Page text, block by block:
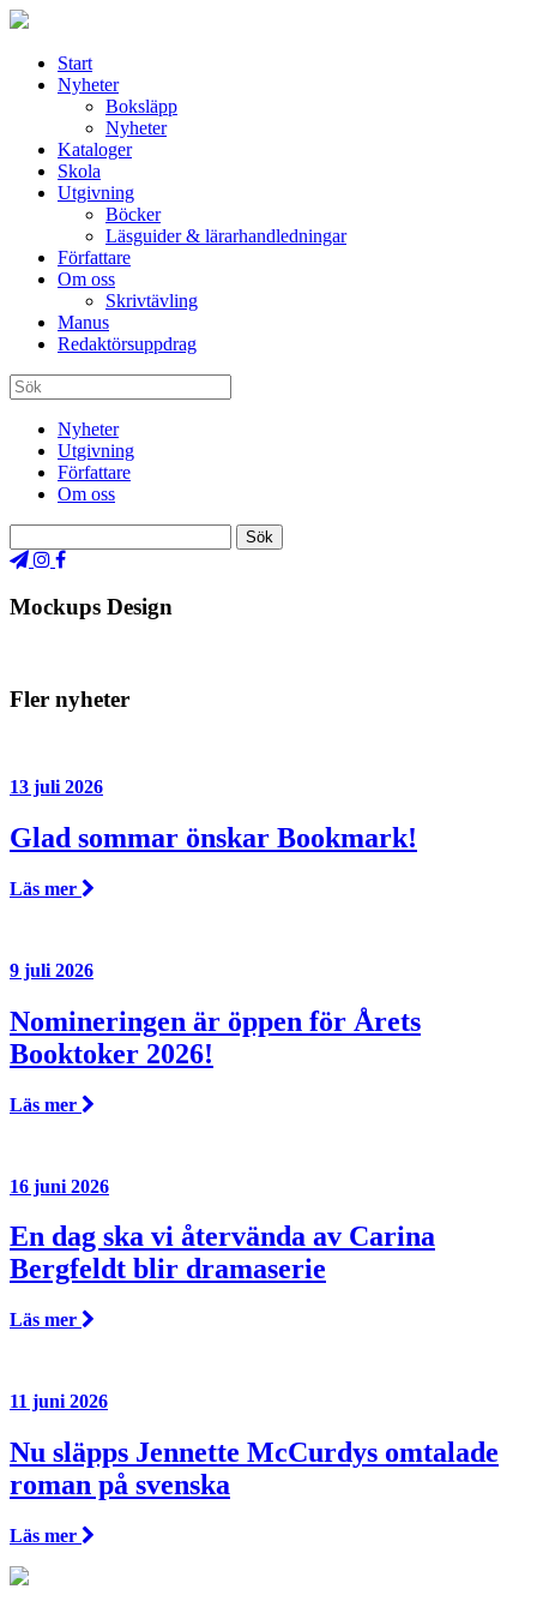
Start
Nyheter
Boksläpp
Nyheter
Kataloger
Skola
Utgivning
Böcker
Läsguider & lärarhandledningar
Författare
Om oss
Skrivtävling
Manus
Redaktörsuppdrag
Nyheter
Utgivning
Författare
Om oss
Mockups Design
Fler nyheter
13 juli 2026
Glad sommar önskar Bookmark!
Läs mer
9 juli 2026
Nomineringen är öppen för Årets
Booktoker 2026!
Läs mer
16 juni 2026
En dag ska vi återvända av Carina
Bergfeldt blir dramaserie
Läs mer
11 juni 2026
Nu släpps Jennette McCurdys omtalade
roman på svenska
Läs mer